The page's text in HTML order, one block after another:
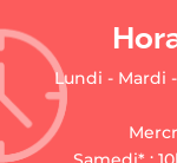
Lundi - Mardi